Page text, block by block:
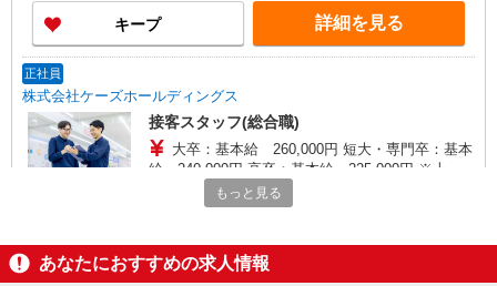
キープ 詳細を見る
正社員
株式会社ケーズホールディングス
接客スタッフ(総合職)
大卒：基本給 260,000円 短大・専門卒：基本
給 240,000円 高卒：基本給 225,000円 ※上記
は2026年4月実績。 ※経験・年齢などを考慮し、
加給・優遇いたします。 ・各種手当 役職、通勤、
店舗名：イオンタウン稲城長沼店 住所：東京
います。 ※入社数年後は、関東全域（茨城県、東
京都、千葉県、埼玉県、神奈川県、栃木県、群馬
キープ
もっと見る
あなたにおすすめの求人情報